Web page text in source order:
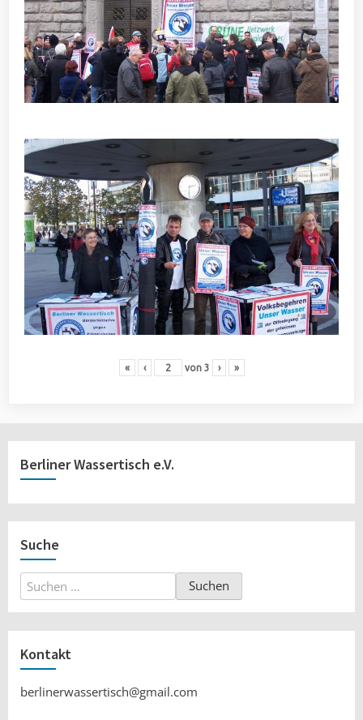
« ‹ von 3 › »
Berliner Wassertisch e.V.
Suche
Suchen
nach:
Kontakt
berlinerwassertisch@gmail.com